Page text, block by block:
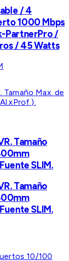
/ 4
1000 Mbps
PartnerPro /
/ 45 Watts
Tamaño
SLIM.
Tamaño
SLIM.